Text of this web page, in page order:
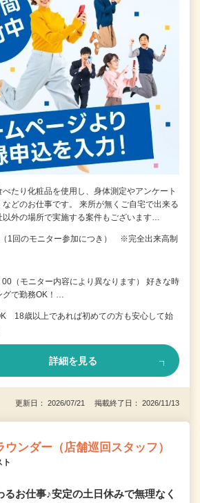
たり化粧品を使用し、身体測定やアンケート
などのお仕事です。 来所が無くご自宅で出来る
以外の場所で実施する案件もございます…
1回のモニター参加につき） ※完全出来高制
（モニター内容により異なります） 好きな時
グで勤務OK！…
18歳以上であれば初めての方も安心して始
詳細を見る
更新日： 2026/07/21 掲載終了日： 2026/11/13
ンダー（店舗巡回スタッフ）
るお仕事♪安定の土日休みで無理なく